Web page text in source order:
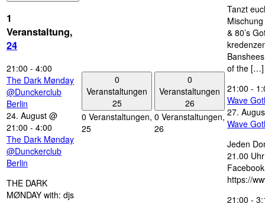
1
Veranstaltung,
24
21:00 - 4:00
The Dark Mønday
@Dunckerclub
Berlin
24. August @
21:00 - 4:00
The Dark Mønday
@Dunckerclub
Berlin
THE DARK
MØNDAY with: djs
0
Veranstaltungen
25
0 Veranstaltungen,
25
0
Veranstaltungen
26
0 Veranstaltungen,
26
Tanzt
& 80’s
of the […]
21:00 -
Wave
27.
Wave
Jeden
21.00
https://
21:00 -